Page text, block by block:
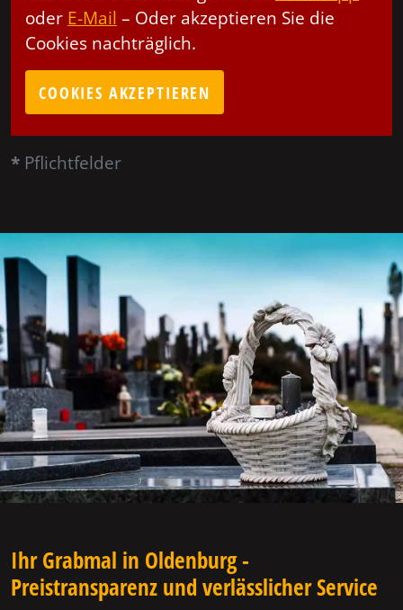
oder E-Mail – Oder akzeptieren Sie die
Cookies nachträglich.
COOKIES AKZEPTIEREN
* Pflichtfelder
Ihr Grabmal in Oldenburg -
Preistransparenz und verlässlicher Service